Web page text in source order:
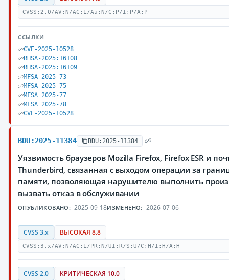
CVSS:2.0/AV:N/AC:L/Au:N/C:P/I:P/A:P
ССЫЛКИ
CVE-2025-10528
RHSA-2025:16108
RHSA-2025:16109
MFSA 2025-73
MFSA 2025-75
MFSA 2025-77
MFSA 2025-78
CVE-2025-10528
BDU:2025-11384 BDU:2025-11384
Уязвимость браузеров Mozilla Firefox, Firefox ESR и
Thunderbird, связанная с выходом операции за
памяти, позволяющая нарушителю выполнить
вызвать отказ в обслуживании
ОПУБЛИКОВАНО: 2025-09-18ИЗМЕНЕНО: 2026-07-06
CVSS 3.x ВЫСОКАЯ 8.8
CVSS:3.x/AV:N/AC:L/PR:N/UI:R/S:U/C:H/I:H/A:H
CVSS 2.0 КРИТИЧЕСКАЯ 10.0